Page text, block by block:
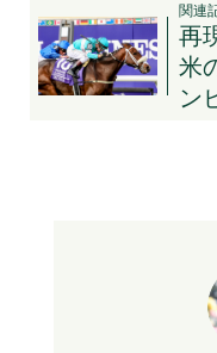
関連
再
米
ン